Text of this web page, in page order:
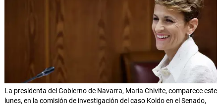
La presidenta del Gobierno de Navarra, María Chivite, comparece este
lunes, en la comisión de investigación del caso Koldo en el Senado,